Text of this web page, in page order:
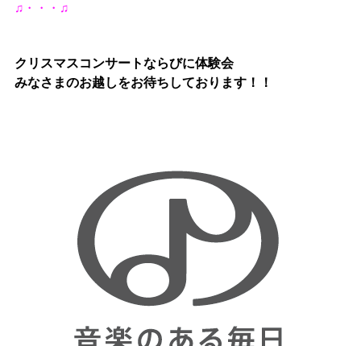
♫・・・♫
クリスマスコンサートならびに体験会
みなさまのお越しをお待ちしております！！